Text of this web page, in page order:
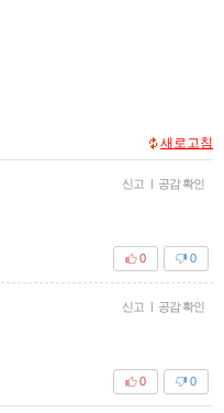
새로고침
신고 | 공감 확인
0
0
신고 | 공감 확인
0
0